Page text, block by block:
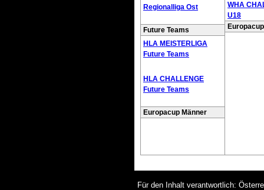
Regionalliga Ost
Future Teams
HLA MEISTERLIGA
Future Teams
HLA CHALLENGE
Future Teams
Europacup Männer
WHA
U18
Für den Inhalt verantwortlich: